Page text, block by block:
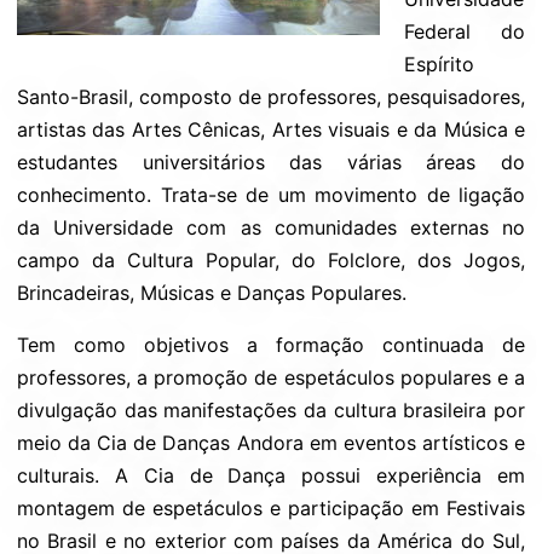
Federal do
Espírito
Santo-Brasil, composto de professores, pesquisadores,
artistas das Artes Cênicas, Artes visuais e da Música e
estudantes universitários das várias áreas do
conhecimento. Trata-se de um movimento de ligação
da Universidade com as comunidades externas no
campo da Cultura Popular, do Folclore, dos Jogos,
Brincadeiras, Músicas e Danças Populares.
Tem como objetivos a formação continuada de
professores, a promoção de espetáculos populares e a
divulgação das manifestações da cultura brasileira por
meio da Cia de Danças Andora em eventos artísticos e
culturais. A Cia de Dança possui experiência em
montagem de espetáculos e participação em Festivais
no Brasil e no exterior com países da América do Sul,